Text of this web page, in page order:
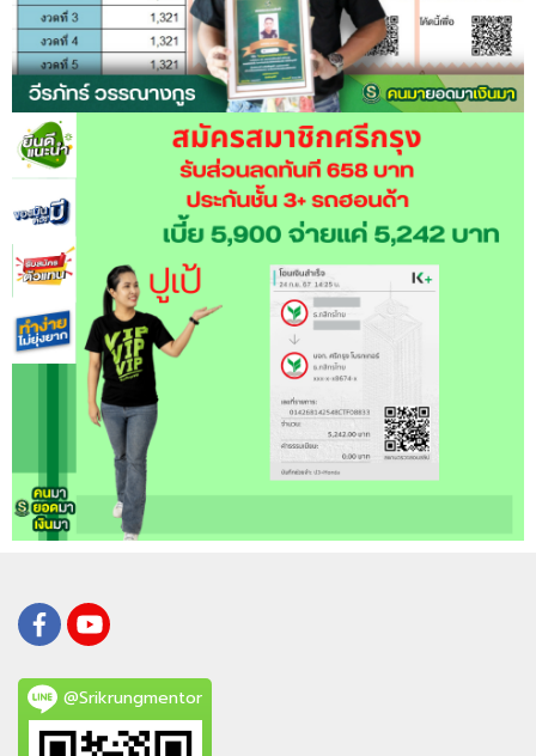
@Srikrungmentor